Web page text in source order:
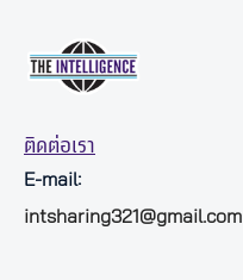
ติดต่อเรา
E-mail:
intsharing321@gmail.com